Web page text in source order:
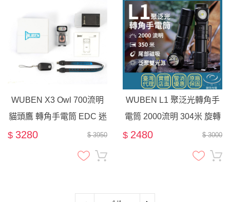
WUBEN X3 Owl 700流明
貓頭鷹 轉角手電筒 EDC 迷
你 紅光 夜光磁吸 OLED 無
線充電 戶外 夜跑 騎行
$ 3950
$ 3280
WUBEN L1 聚泛光轉角手
電筒 2000流明 304米 旋轉
燈頭 雙光源 尾部磁吸 雙按
鍵 L型 工作燈
$ 3000
$ 2480